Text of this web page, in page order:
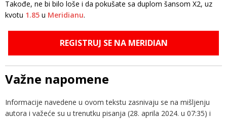
Takođe, ne bi bilo loše i da pokušate sa duplom šansom X2, uz
kvotu 1.85 u Meridianu.
REGISTRUJ SE NA MERIDIAN
Važne napomene
Informacije navedene u ovom tekstu zasnivaju se na mišljenju
autora i važeće su u trenutku pisanja (28. aprila 2024. u 07:35) i